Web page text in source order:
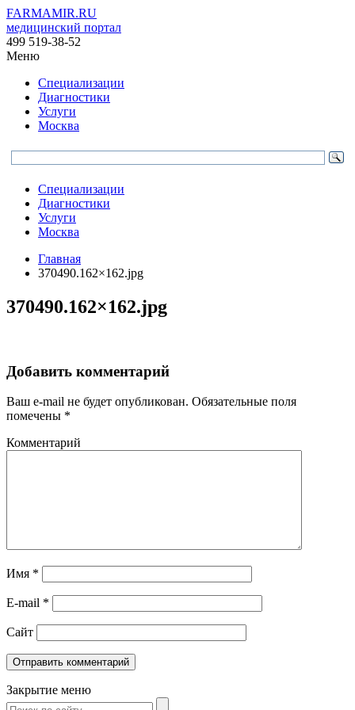
FARMAMIR.RU
медицинский портал
499 519-38-52
Меню
Специализации
Диагностики
Услуги
Москва
Специализации
Диагностики
Услуги
Москва
Главная
370490.162×162.jpg
370490.162×162.jpg
Добавить комментарий
Ваш e-mail не будет опубликован. Обязательные поля
помечены *
Комментарий
Имя *
E-mail *
Сайт
Закрытие меню